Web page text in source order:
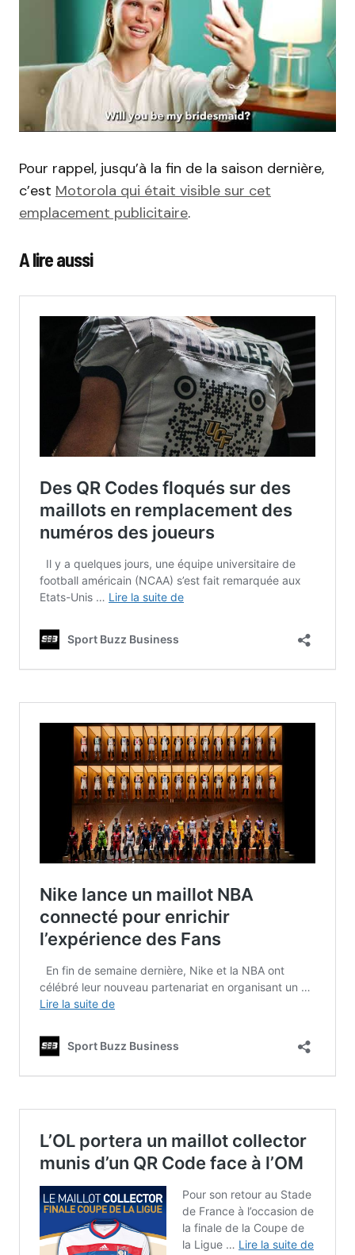
Pour rappel, jusqu’à la fin de la saison dernière,
c’est Motorola qui était visible sur cet
emplacement publicitaire.
A lire aussi